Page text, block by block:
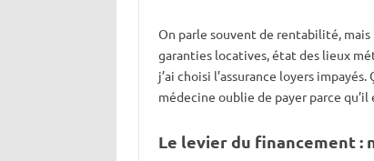
On parle souvent de rentabilité,
garanties locatives, état des lieux
j’ai choisi l’assurance loyers
médecine oublie de payer parce
Le levier du financement :